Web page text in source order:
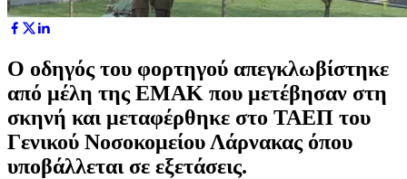
Ο οδηγός του φορτηγού απεγκλωβίστηκε
από μέλη της ΕΜΑΚ που μετέβησαν στη
σκηνή και μεταφέρθηκε στο ΤΑΕΠ του
Γενικού Νοσοκομείου Λάρνακας όπου
υποβάλλεται σε εξετάσεις.